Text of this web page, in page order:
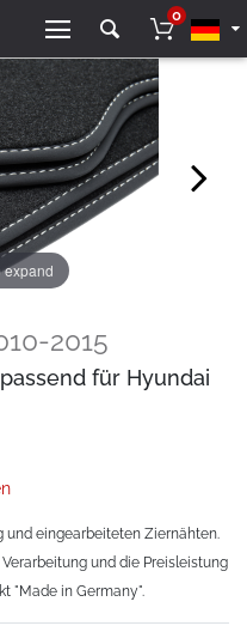
0
expand
2015
für Hyundai
und eingearbeiteten Ziernähten.
und die Preisleistung
"Made in Germany".